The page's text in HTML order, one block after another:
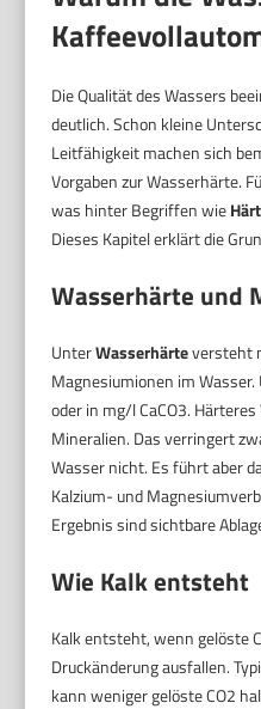
Die Qualität des Wassers
deutlich. Schon kleine
Leitfähigkeit machen sich
Vorgaben zur Wasserhärte.
was hinter Begriffen wie
Dieses Kapitel erklärt die
Wasserhärte und
UnterWasserhärteversteht
Magnesiumionen im
oder in mg/l CaCO3.
Mineralien. Das verringert
Wasser nicht. Es führt aber
Kalzium- und
Ergebnis sind sichtbare
Wie Kalk entsteht
Kalk entsteht, wenn gelöste
Druckänderung ausfallen.
kann weniger gelöste CO2